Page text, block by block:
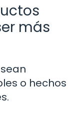
más
o hechos